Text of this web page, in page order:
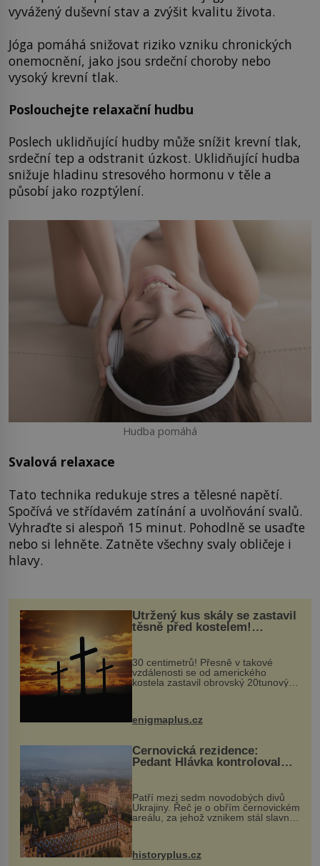
vyvážený duševní stav a zvýšit kvalitu života.
Jóga pomáhá snižovat riziko vzniku chronických
onemocnění, jako jsou srdeční choroby nebo
vysoký krevní tlak.
Poslouchejte relaxační hudbu
Poslech uklidňující hudby může snížit krevní tlak,
srdeční tep a odstranit úzkost. Uklidňující hudba
snižuje hladinu stresového hormonu v těle a
působí jako rozptýlení.
Hudba pomáhá
Svalová relaxace
Tato technika redukuje stres a tělesné napětí.
Spočívá ve střídavém zatínání a uvolňování svalů.
Vyhraďte si alespoň 15 minut. Pohodlně se usaďte
nebo si lehněte. Zatněte všechny svaly obličeje i
hlavy.
Utržený kus skály se zastavil
těsně před kostelem!
Ochránila ho boží síla?
30 centimetrů! Přesně v takové
vzdálenosti se od amerického
kostela zastavil obrovský 20tunový
...
enigmaplus.cz
Černovická rezidence:
Pedant Hlávka kontroloval
Patří mezi sedm novodobých divů
Ukrajiny. Řeč je o obřím černovickém
areálu, za jehož vznikem stál slavný
český architekt Josef Hlávka. Ten si
na něm dal mimořádně záležet. Jeho
historyplus.cz